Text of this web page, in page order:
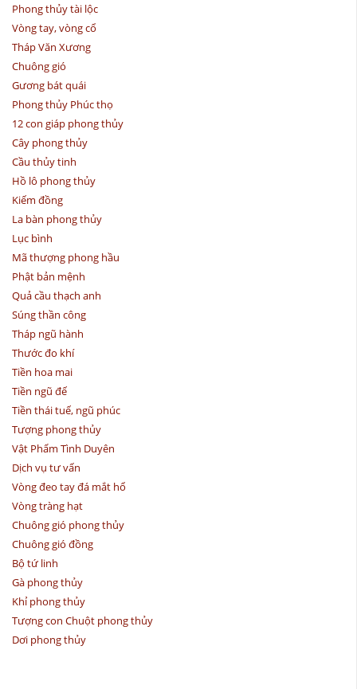
Phong thủy tài lộc
Vòng tay, vòng cổ
Tháp Văn Xương
Chuông gió
Gương bát quái
Phong thủy Phúc thọ
12 con giáp phong thủy
Cây phong thủy
Cầu thủy tinh
Hồ lô phong thủy
Kiếm đồng
La bàn phong thủy
Lục bình
Mã thượng phong hầu
Phật bản mệnh
Quả cầu thạch anh
Súng thần công
Tháp ngũ hành
Thước đo khí
Tiền hoa mai
Tiền ngũ đế
Tiền thái tuế, ngũ phúc
Tượng phong thủy
Vật Phẩm Tình Duyên
Dịch vụ tư vấn
Vòng đeo tay đá mắt hổ
Vòng tràng hạt
Chuông gió phong thủy
Chuông gió đồng
Bộ tứ linh
Gà phong thủy
Khỉ phong thủy
Tượng con Chuột phong thủy
Dơi phong thủy